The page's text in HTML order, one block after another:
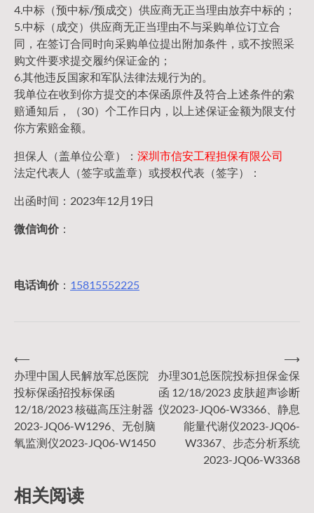
4.中标（预中标/预成交）供应商无正当理由放弃中标的；
5.中标（成交）供应商无正当理由不与采购单位订立合
同，在签订合同时向采购单位提出附加条件，或不按照采
购文件要求提交履约保证金的；
6.其他违反国家和军队法律法规行为的。
我单位在收到你方提交的本保函原件及符合上述条件的索
赔通知后，（30）个工作日内，以上述保证金额为限支付
你方索赔金额。
担保人（盖单位公章）： 深圳市信安工程担保有限公司
法定代表人（签字或盖章）或授权代表（签字）：
出函时间：2023年12月19日
微信询价：
电话询价： 15815552225
文
章
导
航
⟵
办理中国人民解放军总医院
投标保函招投标保函
12/18/2023 核磁高压注射器
2023-JQ06-W1296、无创脑
氧监测仪2023-JQ06-W1450
办理301总医院投标担保金保
函 12/18/2023 皮肤超声诊断
仪2023-JQ06-W3366、静息
能量代谢仪2023-JQ06-
W3367、步态分析系统
2023-JQ06-W3368
⟶
相关阅读